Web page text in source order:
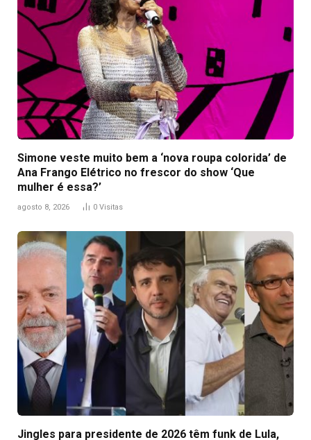
Simone veste muito bem a ‘nova roupa colorida’ de
Ana Frango Elétrico no frescor do show ‘Que
mulher é essa?’
agosto 8, 2026 0 Visitas
Jingles para presidente de 2026 têm funk de Lula,